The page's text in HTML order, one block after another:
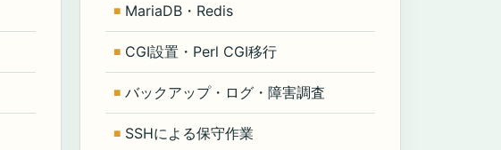
MariaDB・Redis
CGI設置・Perl CGI移行
バックアップ・ログ・障害調査
SSHによる保守作業